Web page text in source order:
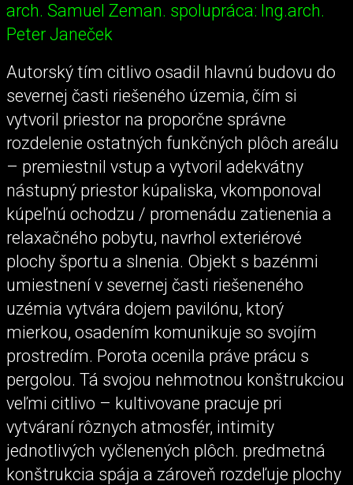
arch. Samuel Zeman. spolupráca: Ing.arch.
Peter Janeček
Autorský tím citlivo osadil hlavnú budovu do
severnej časti riešeného územia, čím si
vytvoril priestor na proporčne správne
rozdelenie ostatných funkčných plôch areálu
– premiestnil vstup a vytvoril adekvátny
nástupný priestor kúpaliska, vkomponoval
kúpeľnú ochodzu / promenádu zatienenia a
relaxačného pobytu, navrhol exteriérové
plochy športu a slnenia. Objekt s bazénmi
umiestnení v severnej časti riešeneného
uzémia vytvára dojem pavilónu, ktorý
mierkou, osadením komunikuje so svojím
prostredím. Porota ocenila práve prácu s
pergolou. Tá svojou nehmotnou konštrukciou
veľmi citlivo – kultivovane pracuje pri
vytváraní rôznych atmosfér, intimity
jednotlivých vyčlenených plôch. predmetná
konštrukcia spája a zároveň rozdeľuje plochy